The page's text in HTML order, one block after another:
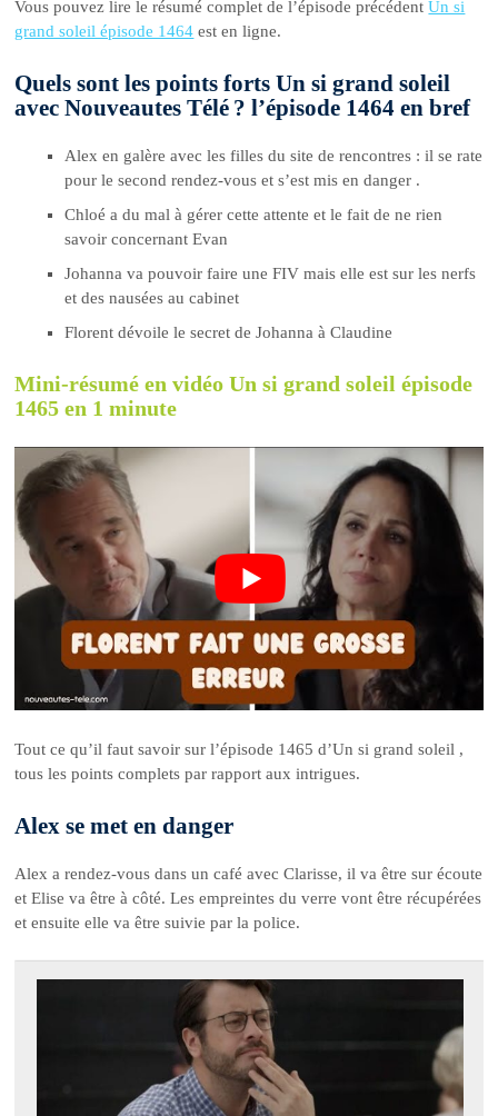
Vous pouvez lire le résumé complet de l’épisode précédentUn si
grand soleil épisode 1464 est en ligne.
Quels sont les points forts Un si grand soleil
avec Nouveautes Télé ? l’épisode 1464 en bref
Alex en galère avec les filles du site de rencontres : il se rate
pour le second rendez-vous et s’est mis en danger .
Chloé a du mal à gérer cette attente et le fait de ne rien
savoir concernant Evan
Johanna va pouvoir faire une FIV mais elle est sur les nerfs
et des nausées au cabinet
Florent dévoile le secret de Johanna à Claudine
Mini-résumé en vidéo Un si grand soleil épisode
1465 en 1 minute
Tout ce qu’il faut savoir sur l’épisode 1465 d’Un si grand soleil ,
tous les points complets par rapport aux intrigues.
Alex se met en danger
Alex a rendez-vous dans un café avec Clarisse, il va être sur écoute
et Elise va être à côté. Les empreintes du verre vont être récupérées
et ensuite elle va être suivie par la police.